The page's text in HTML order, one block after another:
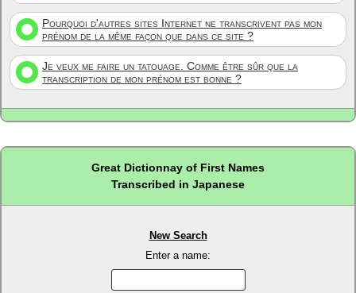
Pourquoi d'autres sites Internet ne transcrivent pas mon
prénom de la même façon que dans ce site ?
Je veux me faire un tatouage. Comme être sûr que la
transcription de mon prénom est bonne ?
Great Dictionnay of First Names
Transcribed in Japanese
New Search
Enter a name: